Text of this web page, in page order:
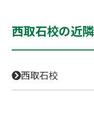
西取石校の近
西取石校